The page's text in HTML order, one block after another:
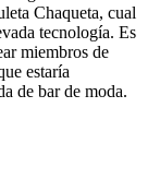
Chaqueta, cual
tecnología. Es
miembros de
estaría
de bar de moda.